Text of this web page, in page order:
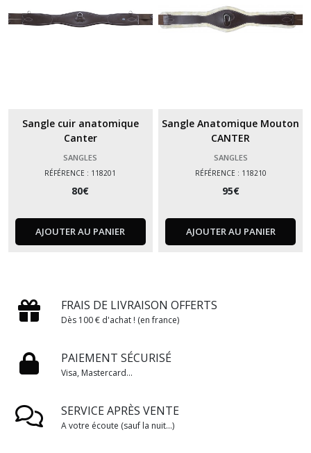
Sangle cuir anatomique
Canter
SANGLES
RÉFÉRENCE : 118201
80€
AJOUTER AU PANIER
Sangle Anatomique Mouton
CANTER
SANGLES
RÉFÉRENCE : 118210
95€
AJOUTER AU PANIER
FRAIS DE LIVRAISON OFFERTS
Dès 100 € d'achat ! (en france)
PAIEMENT SÉCURISÉ
Visa, Mastercard...
SERVICE APRÈS VENTE
A votre écoute (sauf la nuit...)